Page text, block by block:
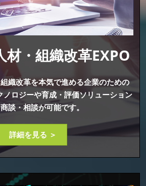
材・組織改革EXPO
織改革を本気で進める企業のための
ノロジーや育成・評価ソリューション
談・相談が可能です。
詳細を見る ＞